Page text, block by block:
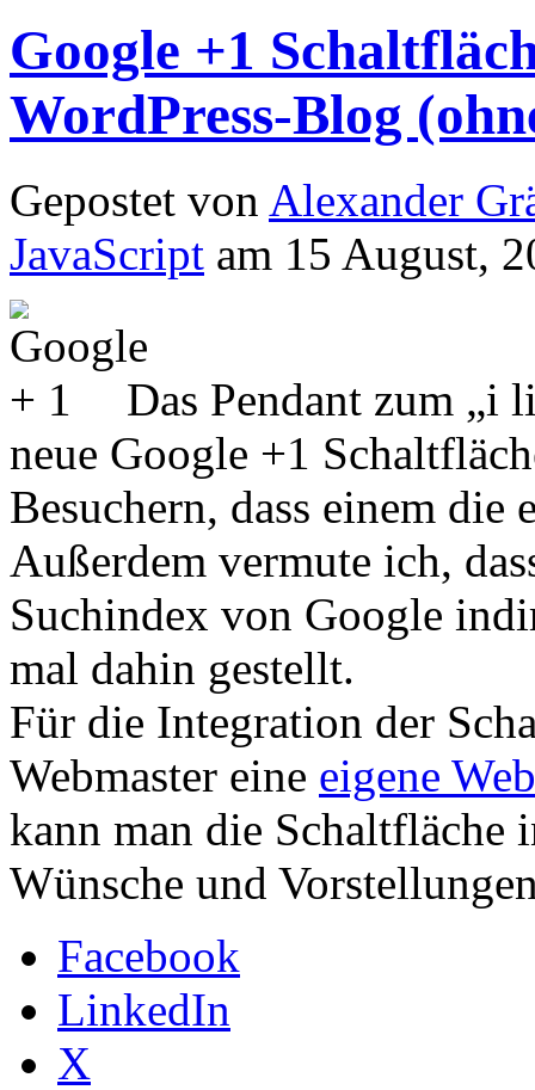
Google +1
WordPress-Blog
Gepostet von Alexander
JavaScript am 15 August,
Das Pendant zum „i
neue Google +1
Besuchern, dass einem die
Außerdem vermute ich,
Suchindex von Google
mal dahin gestellt.
Für die Integration der
Webmaster eine eigene
kann man die Schaltfläche
Wünsche und
Facebook
LinkedIn
X